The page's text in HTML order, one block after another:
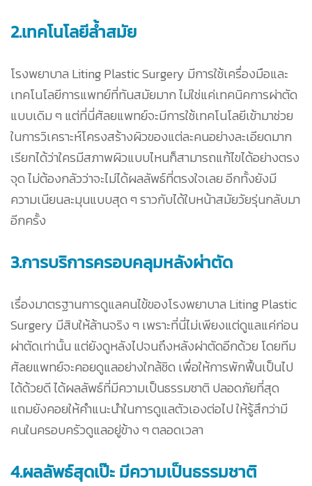
2.เทคโนโลยีล้ำสมัย
โรงพยาบาล Liting Plastic Surgery มีการใช้เครื่องมือและ
เทคโนโลยีการแพทย์ที่ทันสมัยมาก ไม่ใช่แค่เทคนิคการผ่าตัด
แบบเดิม ๆ แต่ที่นี่ศัลยแพทย์จะมีการใช้เทคโนโลยีเข้ามาช่วย
ในการวิเคราะห์โครงสร้างผิวของแต่ละคนอย่างละเอียดมาก
เรียกได้ว่าใครมีสภาพผิวแบบไหนก็สามารถแก้ไขได้อย่างตรง
จุด ไม่ต้องกลัวว่าจะไม่ได้ผลลัพธ์ที่ตรงใจเลย อีกทั้งยังมี
ความเนียนละมุนแบบสุด ๆ ราวกับได้ใบหน้าสมัยวัยรุ่นกลับมา
อีกครั้ง
3.การบริการครอบคลุมหลังผ่าตัด
เรื่องมาตรฐานการดูแลคนไข้ของโรงพยาบาล Liting Plastic
Surgery มีสิบให้ล้านจริง ๆ เพราะที่นี่ไม่เพียงแต่ดูแลแค่ก่อน
ผ่าตัดเท่านั้น แต่ยังดูหลังไปจนถึงหลังผ่าตัดอีกด้วย โดยทีม
ศัลยแพทย์จะคอยดูแลอย่างใกล้ชิด เพื่อให้การพักฟื้นเป็นไป
ได้ด้วยดี ได้ผลลัพธ์ที่มีความเป็นธรรมชาติ ปลอดภัยที่สุด
แถมยังคอยให้คำแนะนำในการดูแลตัวเองต่อไป ให้รู้สึกว่ามี
คนในครอบครัวดูแลอยู่ข้าง ๆ ตลอดเวลา
4.ผลลัพธ์สุดเป๊ะ มีความเป็นธรรมชาติ